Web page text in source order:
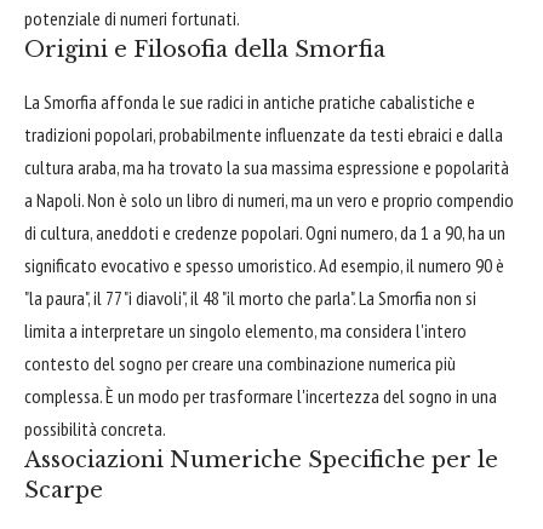
potenziale di numeri fortunati.
Origini e Filosofia della Smorfia
La Smorfia affonda le sue radici in antiche pratiche cabalistiche e
tradizioni popolari, probabilmente influenzate da testi ebraici e dalla
cultura araba, ma ha trovato la sua massima espressione e popolarità
a Napoli. Non è solo un libro di numeri, ma un vero e proprio compendio
di cultura, aneddoti e credenze popolari. Ogni numero, da 1 a 90, ha un
significato evocativo e spesso umoristico. Ad esempio, il numero 90 è
"la paura", il 77 "i diavoli", il 48 "il morto che parla". La Smorfia non si
limita a interpretare un singolo elemento, ma considera l'intero
contesto del sogno per creare una combinazione numerica più
complessa. È un modo per trasformare l'incertezza del sogno in una
possibilità concreta.
Associazioni Numeriche Specifiche per le
Scarpe